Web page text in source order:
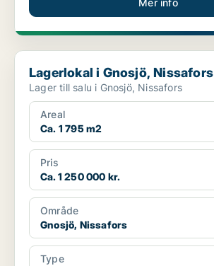
Mer info
Lagerlokal i Gnosjö, Nissafors
Lagerlokal i Gnosjö, Nissafors
Lager till salu i Gnosjö, Nissafors
Areal
Ca. 1 795 m2
Pris
Ca. 1 250 000 kr.
Område
Gnosjö, Nissafors
Type